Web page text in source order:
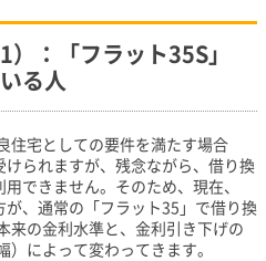
：「フラット35S」
る人
住宅としての要件を満たす場合
られますが、残念ながら、借り換
できません。そのため、現在、
が、通常の「フラット35」で借り換
来の金利水準と、金利引き下げの
によって変わってきます。